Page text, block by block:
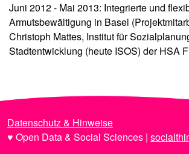
Juni 2012 - Mai 2013: Integrierte und
Armutsbewältigung in Basel
Christoph Mattes, Institut für
Stadtentwicklung (heute ISOS) der HSA
Datenschutz & Hinweise
♥ Open Data & Social Sciences |